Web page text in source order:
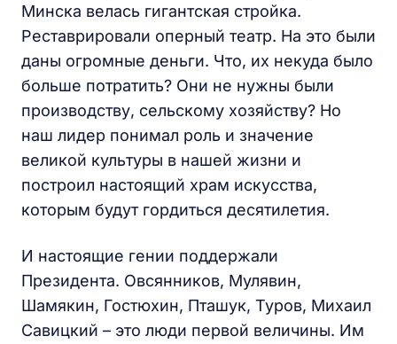
Минска велась гигантская стройка.
Реставрировали оперный театр. На это были
даны огромные деньги. Что, их некуда было
больше потратить? Они не нужны были
производству, сельскому хозяйству? Но
наш лидер понимал роль и значение
великой культуры в нашей жизни и
построил настоящий храм искусства,
которым будут гордиться десятилетия.
И настоящие гении поддержали
Президента. Овсянников, Мулявин,
Шамякин, Гостюхин, Пташук, Туров, Михаил
Савицкий – это люди первой величины. Им